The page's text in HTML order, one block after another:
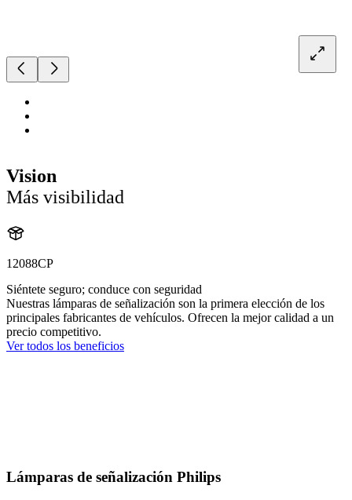
Vision
Más visibilidad
12088CP
Siéntete seguro; conduce con seguridad
Nuestras lámparas de señalización son la primera elección de los
principales fabricantes de vehículos. Ofrecen la mejor calidad a un
precio competitivo.
Ver todos los beneficios
Lámparas de señalización Philips